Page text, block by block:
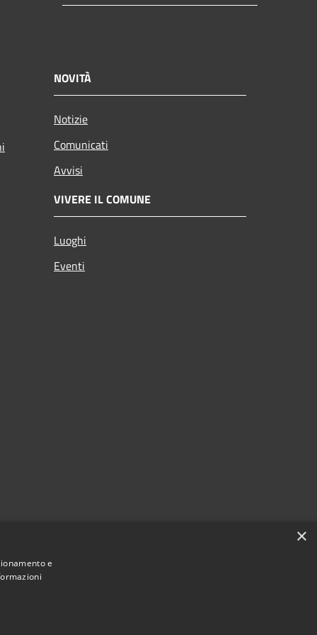
NOVITÀ
Notizie
Comunicati
Avvisi
VIVERE IL COMUNE
Luoghi
Eventi
×
e